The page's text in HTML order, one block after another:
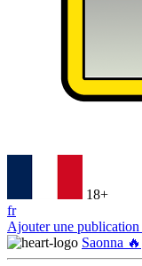
18+
fr
Ajouter une publication
Saonna 🔥